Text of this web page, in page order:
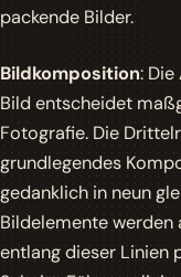
packende Bilder.
Bildkomposition:
Bild entscheidet
Fotografie. Die
grundlegendes
gedanklich in neun
Bildelemente
entlang dieser Linien